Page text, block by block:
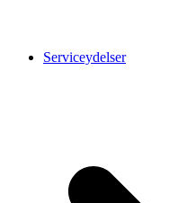
Serviceydelser